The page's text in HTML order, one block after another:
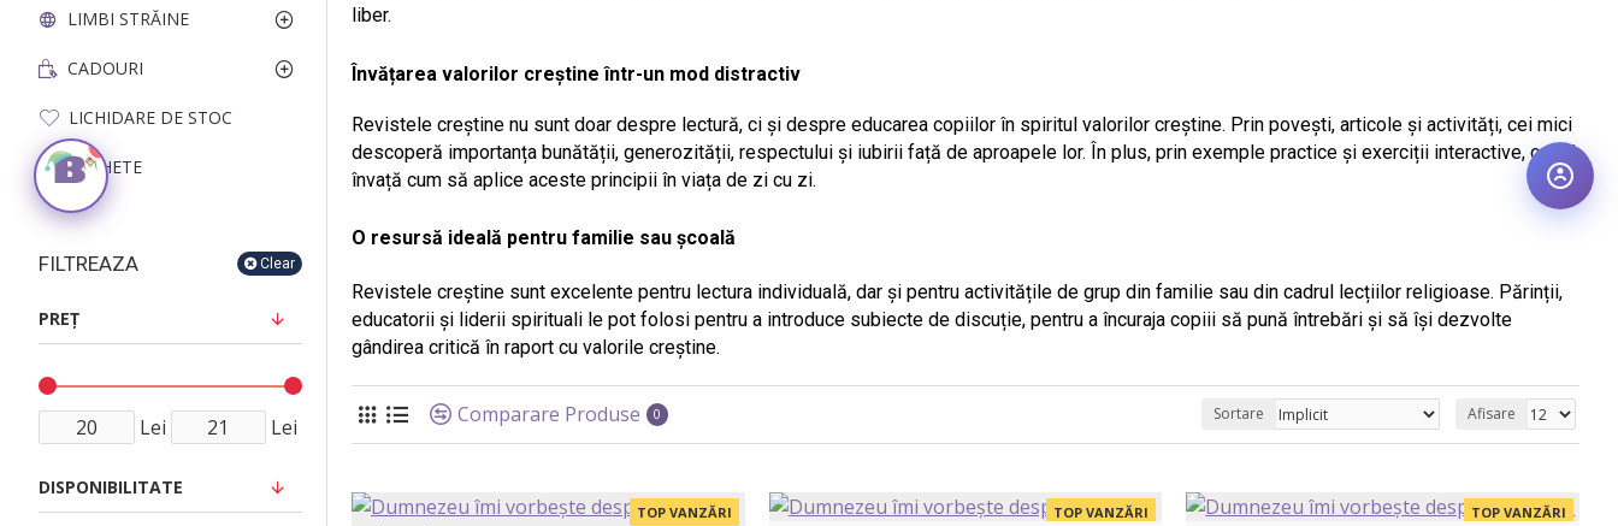
LIMBI STRĂINE
CADOURI
LICHIDARE DE STOC
PACHETE
FILTREAZA Clear
PREŢ
Lei Lei
DISPONIBILITATE
liber.
Învățarea valorilor creștine într-un mod distractiv
Revistele creștine nu sunt doar despre lectură, ci și despre educarea copiilor în spiritul valorilor creștine. Prin povești, articole și activități, cei mici
descoperă importanța bunătății, generozității, respectului și iubirii față de aproapele lor. În plus, prin exemple practice și exerciții interactive, copiii
învață cum să aplice aceste principii în viața de zi cu zi.
O resursă ideală pentru familie sau școală
Revistele creștine sunt excelente pentru lectura individuală, dar și pentru activitățile de grup din familie sau din cadrul lecțiilor religioase. Părinții,
educatorii și liderii spirituali le pot folosi pentru a introduce subiecte de discuție, pentru a încuraja copiii să pună întrebări și să își dezvolte
gândirea critică în raport cu valorile creștine.
Comparare Produse 0 Sortare Afisare
TOP VANZĂRI TOP VANZĂRI TOP VANZĂRI
1
Ana de la BebeDream